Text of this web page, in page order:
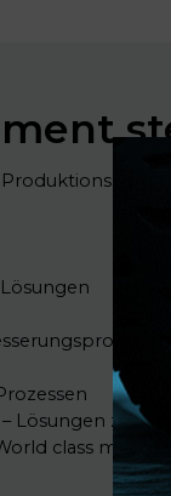
Lösungen zum
class